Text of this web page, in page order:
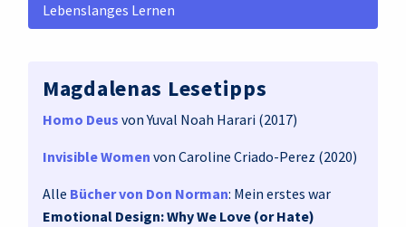
Lebenslanges Lernen
Magdalenas Lesetipps
Homo Deus von Yuval Noah Harari (2017)
Invisible Women von Caroline Criado-Perez (2020)
Alle Bücher von Don Norman: Mein erstes war
Emotional Design: Why We Love (or Hate)